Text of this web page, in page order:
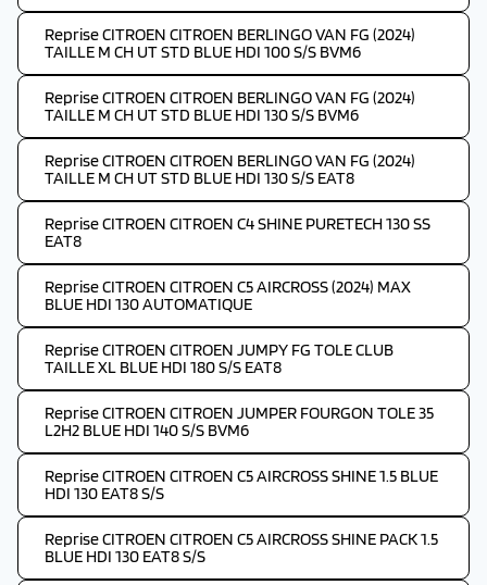
Reprise CITROEN CITROEN BERLINGO VAN FG (2024)
TAILLE M CH UT STD BLUE HDI 100 S/S BVM6
Reprise CITROEN CITROEN BERLINGO VAN FG (2024)
TAILLE M CH UT STD BLUE HDI 130 S/S BVM6
Reprise CITROEN CITROEN BERLINGO VAN FG (2024)
TAILLE M CH UT STD BLUE HDI 130 S/S EAT8
Reprise CITROEN CITROEN C4 SHINE PURETECH 130 SS
EAT8
Reprise CITROEN CITROEN C5 AIRCROSS (2024) MAX
BLUE HDI 130 AUTOMATIQUE
Reprise CITROEN CITROEN JUMPY FG TOLE CLUB
TAILLE XL BLUE HDI 180 S/S EAT8
Reprise CITROEN CITROEN JUMPER FOURGON TOLE 35
L2H2 BLUE HDI 140 S/S BVM6
Reprise CITROEN CITROEN C5 AIRCROSS SHINE 1.5 BLUE
HDI 130 EAT8 S/S
Reprise CITROEN CITROEN C5 AIRCROSS SHINE PACK 1.5
BLUE HDI 130 EAT8 S/S